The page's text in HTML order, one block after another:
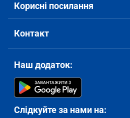
Корисні посилання
Контакт
Наш додаток:
Слідкуйте за нами на: